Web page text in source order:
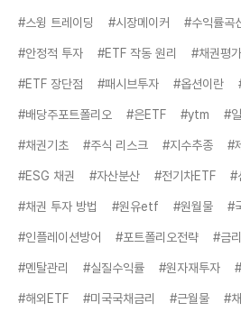
#스윙 트레이딩 #시장메이커 #수익률곡
#안정적 투자 #ETF 작동 원리 #채권평가
#ETF 장단점 #패시브투자 #옵션이란
#배당주포트폴리오 #은ETF #ytm #
#채권기초 #주식 리스크 #지수추종 #
#ESG 채권 #자산분산 #전기차ETF #
#채권 투자 방법 #원유etf #원월물 #
#인플레이션방어 #포트폴리오전략 #금
#멘탈관리 #실질수익률 #원자재투자
#해외ETF #미국국채금리 #근월물 #